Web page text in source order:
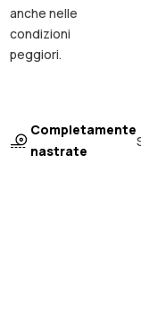
anche nelle
condizioni
peggiori.
Completamente
nastrate